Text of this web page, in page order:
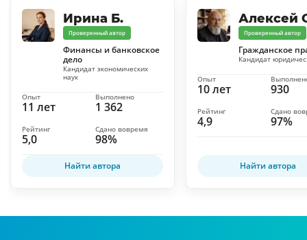
Ирина Б.
Проверенный автор
Финансы и банковское
дело
Кандидат экономических
наук
11 лет
Опыт
1 362
Выполнено
5,0
Рейтинг
98%
Сдано вовремя
Найти автора
Алексей
Проверенный автор
Гражданское
Кандидат
10 лет
Опыт
930
4,9
Рейтинг
97%
Сдано
Найти автора